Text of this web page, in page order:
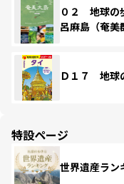
０２ 地球
呂麻島（奄
Ｄ１７ 地球
特設ページ
世界遺産ラン